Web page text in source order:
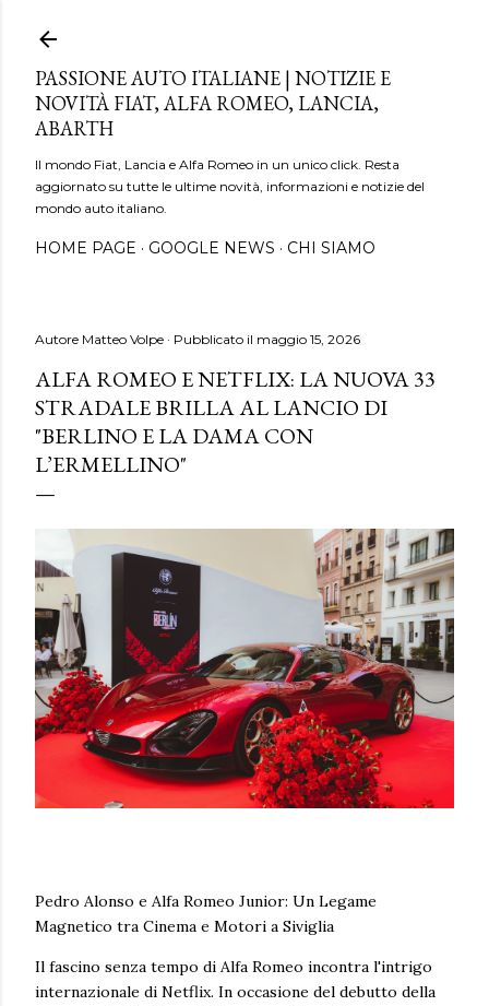
PASSIONE AUTO ITALIANE | NOTIZIE E
NOVITÀ FIAT, ALFA ROMEO, LANCIA,
ABARTH
Il mondo Fiat, Lancia e Alfa Romeo in un unico click. Resta
aggiornato su tutte le ultime novità, informazioni e notizie del
mondo auto italiano.
HOME PAGE GOOGLE NEWS CHI SIAMO
Autore Matteo Volpe Pubblicato il maggio 15, 2026
ALFA ROMEO E NETFLIX: LA NUOVA 33
STRADALE BRILLA AL LANCIO DI
"BERLINO E LA DAMA CON
L’ERMELLINO"
Pedro Alonso e Alfa Romeo Junior: Un Legame
Magnetico tra Cinema e Motori a Siviglia
Il fascino senza tempo di Alfa Romeo incontra l'intrigo
internazionale di Netflix. In occasione del debutto della